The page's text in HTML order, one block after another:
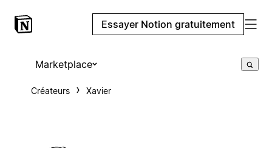
Essayer Notion gratuitement
Marketplace
Créateurs Xavier